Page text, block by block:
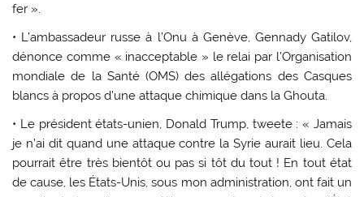
fer ».
• L’ambassadeur russe à l’Onu à Genève, Gennady Gatilov,
dénonce comme « inacceptable » le relai par l’Organisation
mondiale de la Santé (OMS) des allégations des Casques
blancs à propos d’une attaque chimique dans la Ghouta.
• Le président états-unien, Donald Trump, tweete : « Jamais
je n’ai dit quand une attaque contre la Syrie aurait lieu. Cela
pourrait être très bientôt ou pas si tôt du tout ! En tout état
de cause, les États-Unis, sous mon administration, ont fait un